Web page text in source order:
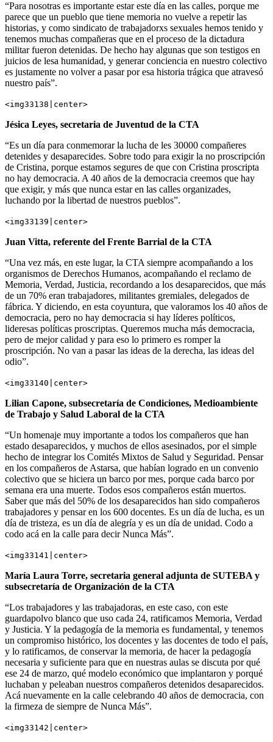
“Para nosotras es importante estar este día en las calles, porque me
parece que un pueblo que tiene memoria no vuelve a repetir las
historias, y como sindicato de trabajadorxs sexuales hemos tenido y
tenemos muchas compañeras que en el proceso de la dictadura
militar fueron detenidas. De hecho hay algunas que son testigos en
juicios de lesa humanidad, y generar conciencia en nuestro colectivo
es justamente no volver a pasar por esa historia trágica que atravesó
nuestro país”.
<img33138|center>
Jésica Leyes, secretaria de Juventud de la CTA
“Es un día para conmemorar la lucha de les 30000 compañeres
detenides y desaparecides. Sobre todo para exigir la no proscripción
de Cristina, porque estamos segures de que con Cristina proscripta
no hay democracia. A 40 años de la democracia creemos que hay
que exigir, y más que nunca estar en las calles organizades,
luchando por la libertad de nuestros pueblos”.
<img33139|center>
Juan Vitta, referente del Frente Barrial de la CTA
“Una vez más, en este lugar, la CTA siempre acompañando a los
organismos de Derechos Humanos, acompañando el reclamo de
Memoria, Verdad, Justicia, recordando a los desaparecidos, que más
de un 70% eran trabajadores, militantes gremiales, delegados de
fábrica. Y diciendo, en esta coyuntura, que valoramos los 40 años de
democracia, pero no hay democracia si hay líderes políticos,
lideresas políticas proscriptas. Queremos mucha más democracia,
pero de mejor calidad y para eso lo primero es romper la
proscripción. No van a pasar las ideas de la derecha, las ideas del
odio”.
<img33140|center>
Lilian Capone, subsecretaría de Condiciones, Medioambiente
de Trabajo y Salud Laboral de la CTA
“Un homenaje muy importante a todos los compañeros que han
estado desaparecidos, y muchos de ellos asesinados, por el simple
hecho de integrar los Comités Mixtos de Salud y Seguridad. Pensar
en los compañeros de Astarsa, que habían logrado en un convenio
colectivo que se hiciera un barco por mes, porque cada barco por
semana era una muerte. Todos esos compañeros están muertos.
Saber que más del 50% de los desaparecidos han sido compañeros
trabajadores y pensar en los 600 docentes. Es un día de lucha, es un
día de tristeza, es un día de alegría y es un día de unidad. Codo a
codo acá en la calle para decir Nunca Más”.
<img33141|center>
María Laura Torre, secretaria general adjunta de SUTEBA y
subsecretaría de Organización de la CTA
“Los trabajadores y las trabajadoras, en este caso, con este
guardapolvo blanco que uso cada 24, ratificamos Memoria, Verdad
y Justicia. Y la pedagogía de la memoria es fundamental, y tenemos
un compromiso histórico, los docentes y las docentes de todo el país,
y lo ratificamos, de conservar la memoria, de hacer la pedagogía
necesaria y suficiente para que en nuestras aulas se discuta por qué
ese 24 de marzo, qué modelo económico que implantaron y porqué
luchaban y peleaban nuestros compañeros detenidos desaparecidos.
Acá nuevamente en la calle celebrando 40 años de democracia, con
la firmeza de siempre de Nunca Más”.
<img33142|center>